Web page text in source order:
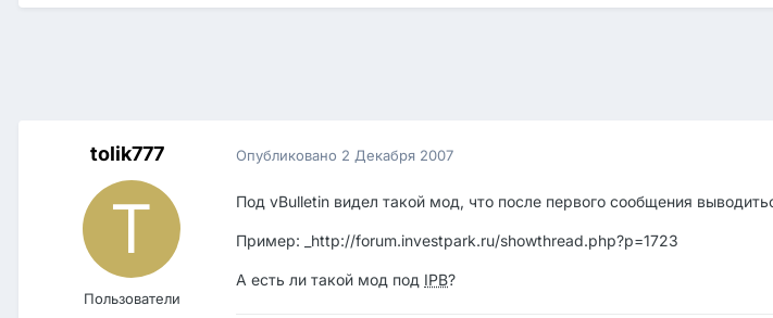
tolik777
Пользователи
Опубликовано 2 Декабря 2007
Под vBulletin видел такой мод, что после первого сообщения
Пример: _http://forum.investpark.ru/showthread.php?p=1723
А есть ли такой мод под IPB?